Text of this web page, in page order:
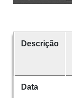
Descrição
Data